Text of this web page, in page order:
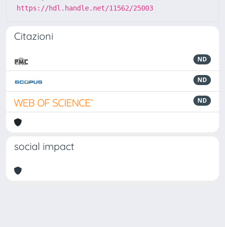
https://hdl.handle.net/11562/25003
Citazioni
ND
ND
ND
social impact